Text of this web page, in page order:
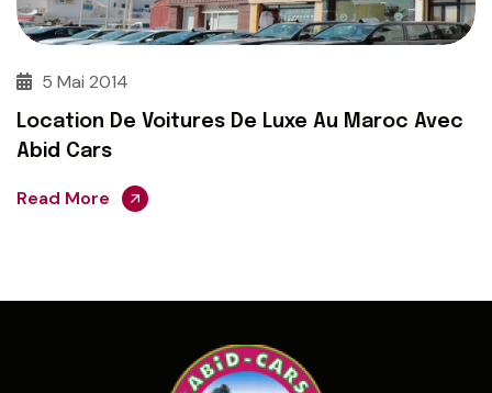
5 Mai 2014
Location De Voitures De Luxe Au Maroc Avec
Abid Cars
Read More